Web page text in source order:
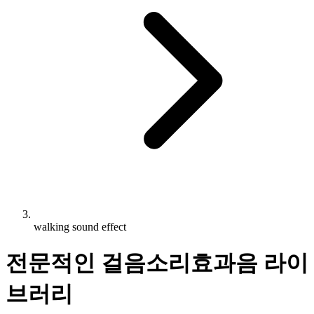
walking sound effect
전문적인 걸음소리효과음 라이
브러리